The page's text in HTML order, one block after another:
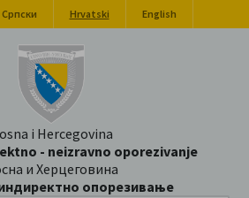
Српски Hrvatski English
i Hercegovina
- neizravno oporezivanje
и Херцеговина
опорезивање